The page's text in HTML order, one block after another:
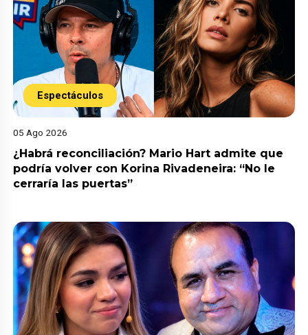
Espectáculos
05 Ago 2026
¿Habrá reconciliación? Mario Hart admite que
podría volver con Korina Rivadeneira: “No le
cerraría las puertas”